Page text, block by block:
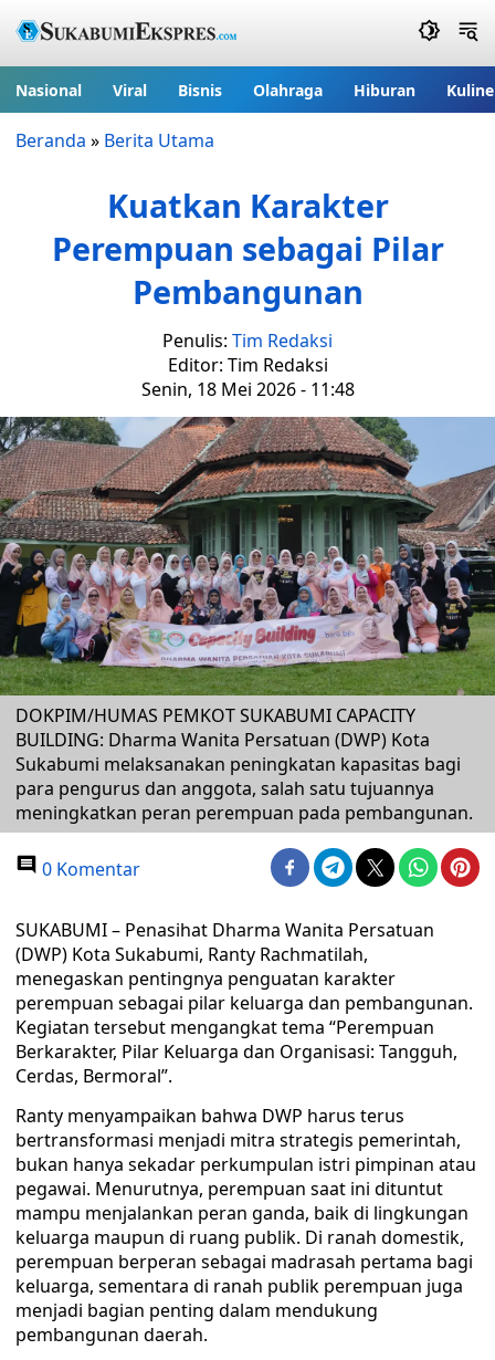
Nasional Viral Bisnis Olahraga Hiburan
Beranda » Berita Utama
Kuatkan Karakter
Perempuan sebagai Pilar
Pembangunan
Penulis: Tim Redaksi
Editor: Tim Redaksi
Senin, 18 Mei 2026 - 11:48
DOKPIM/HUMAS PEMKOT SUKABUMI CAPACITY
BUILDING: Dharma Wanita Persatuan (DWP) Kota
Sukabumi melaksanakan peningkatan kapasitas bagi
para pengurus dan anggota, salah satu tujuannya
meningkatkan peran perempuan pada pembangunan.
0 Komentar
SUKABUMI – Penasihat Dharma Wanita Persatuan
(DWP) Kota Sukabumi, Ranty Rachmatilah,
menegaskan pentingnya penguatan karakter
perempuan sebagai pilar keluarga dan pembangunan.
Kegiatan tersebut mengangkat tema “Perempuan
Berkarakter, Pilar Keluarga dan Organisasi: Tangguh,
Cerdas, Bermoral”.
Ranty menyampaikan bahwa DWP harus terus
bertransformasi menjadi mitra strategis pemerintah,
bukan hanya sekadar perkumpulan istri pimpinan atau
pegawai. Menurutnya, perempuan saat ini dituntut
mampu menjalankan peran ganda, baik di lingkungan
keluarga maupun di ruang publik. Di ranah domestik,
perempuan berperan sebagai madrasah pertama bagi
keluarga, sementara di ranah publik perempuan juga
menjadi bagian penting dalam mendukung
pembangunan daerah.